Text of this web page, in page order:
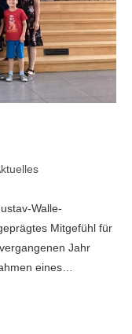
Walle-
Mitgefühl für
Jahr
eines…